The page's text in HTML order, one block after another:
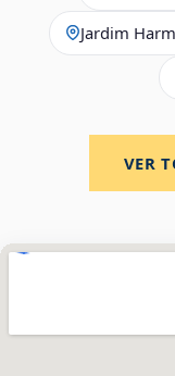
Jardim
VER